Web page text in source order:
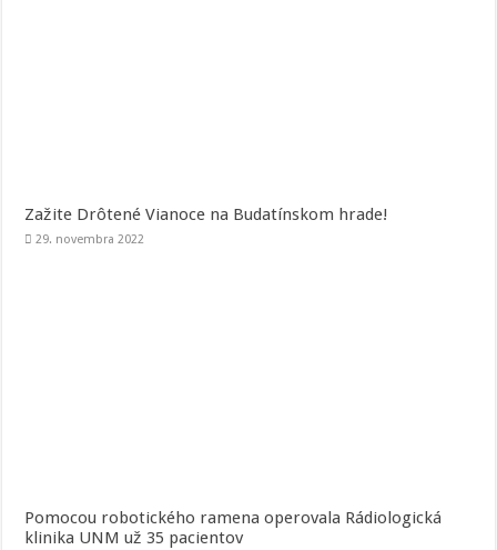
Zažite Drôtené Vianoce na Budatínskom hrade!
29. novembra 2022
Pomocou robotického ramena operovala Rádiologická
klinika UNM už 35 pacientov